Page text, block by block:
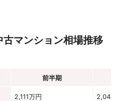
マンション相場推移
前半期
2,111万円 2,048